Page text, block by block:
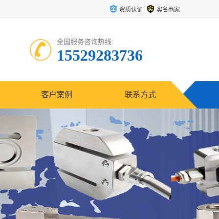
资质认证 实名商家
全国服务咨询热线:
15529283736
客户案例 联系方式